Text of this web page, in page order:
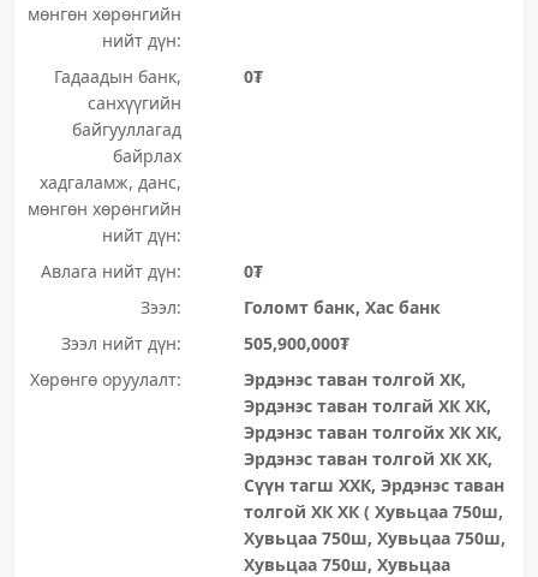
мөнгөн хөрөнгийн
нийт дүн:
Гадаадын банк,
санхүүгийн
байгууллагад
байрлах
хадгаламж, данс,
мөнгөн хөрөнгийн
нийт дүн:
0₮
Авлага нийт дүн:
0₮
Зээл:
Голомт банк, Хас банк
Зээл нийт дүн:
505,900,000₮
Хөрөнгө оруулалт:
Эрдэнэс таван толгой ХК,
Эрдэнэс таван толгай ХК ХК,
Эрдэнэс таван толгойх ХК ХК,
Эрдэнэс таван толгой ХК ХК,
Сүүн тагш ХХК, Эрдэнэс таван
толгой ХК ХК ( Хувьцаа 750ш,
Хувьцаа 750ш, Хувьцаа 750ш,
Хувьцаа 750ш, Хувьцаа